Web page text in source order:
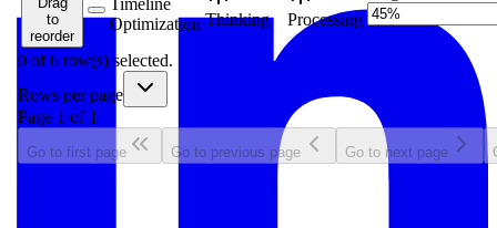
to
reorder
Timeline
Optimization Thinking Processing
0 of 6 row(s) selected.
Rows per page
Page 1 of 1
Go to first page Go to previous page Go to next page